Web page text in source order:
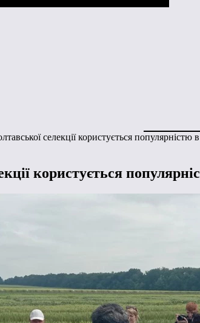
селекції користується популярністю в
користується